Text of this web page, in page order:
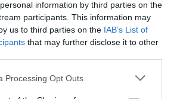
information by third parties on the
participants. This information may
us to third parties on the IAB’s List of
that may further disclose it to other
Processing Opt Outs